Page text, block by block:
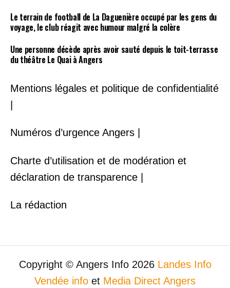
Le terrain de football de La Daguenière occupé par les gens du
voyage, le club réagit avec humour malgré la colère
Une personne décède après avoir sauté depuis le toit-terrasse
du théâtre Le Quai à Angers
Mentions légales et politique de confidentialité
Numéros d’urgence Angers |
Charte d’utilisation et de modération et
déclaration de transparence |
La rédaction
Copyright © Angers Info 2026 Landes Info
Vendée info et Media Direct Angers